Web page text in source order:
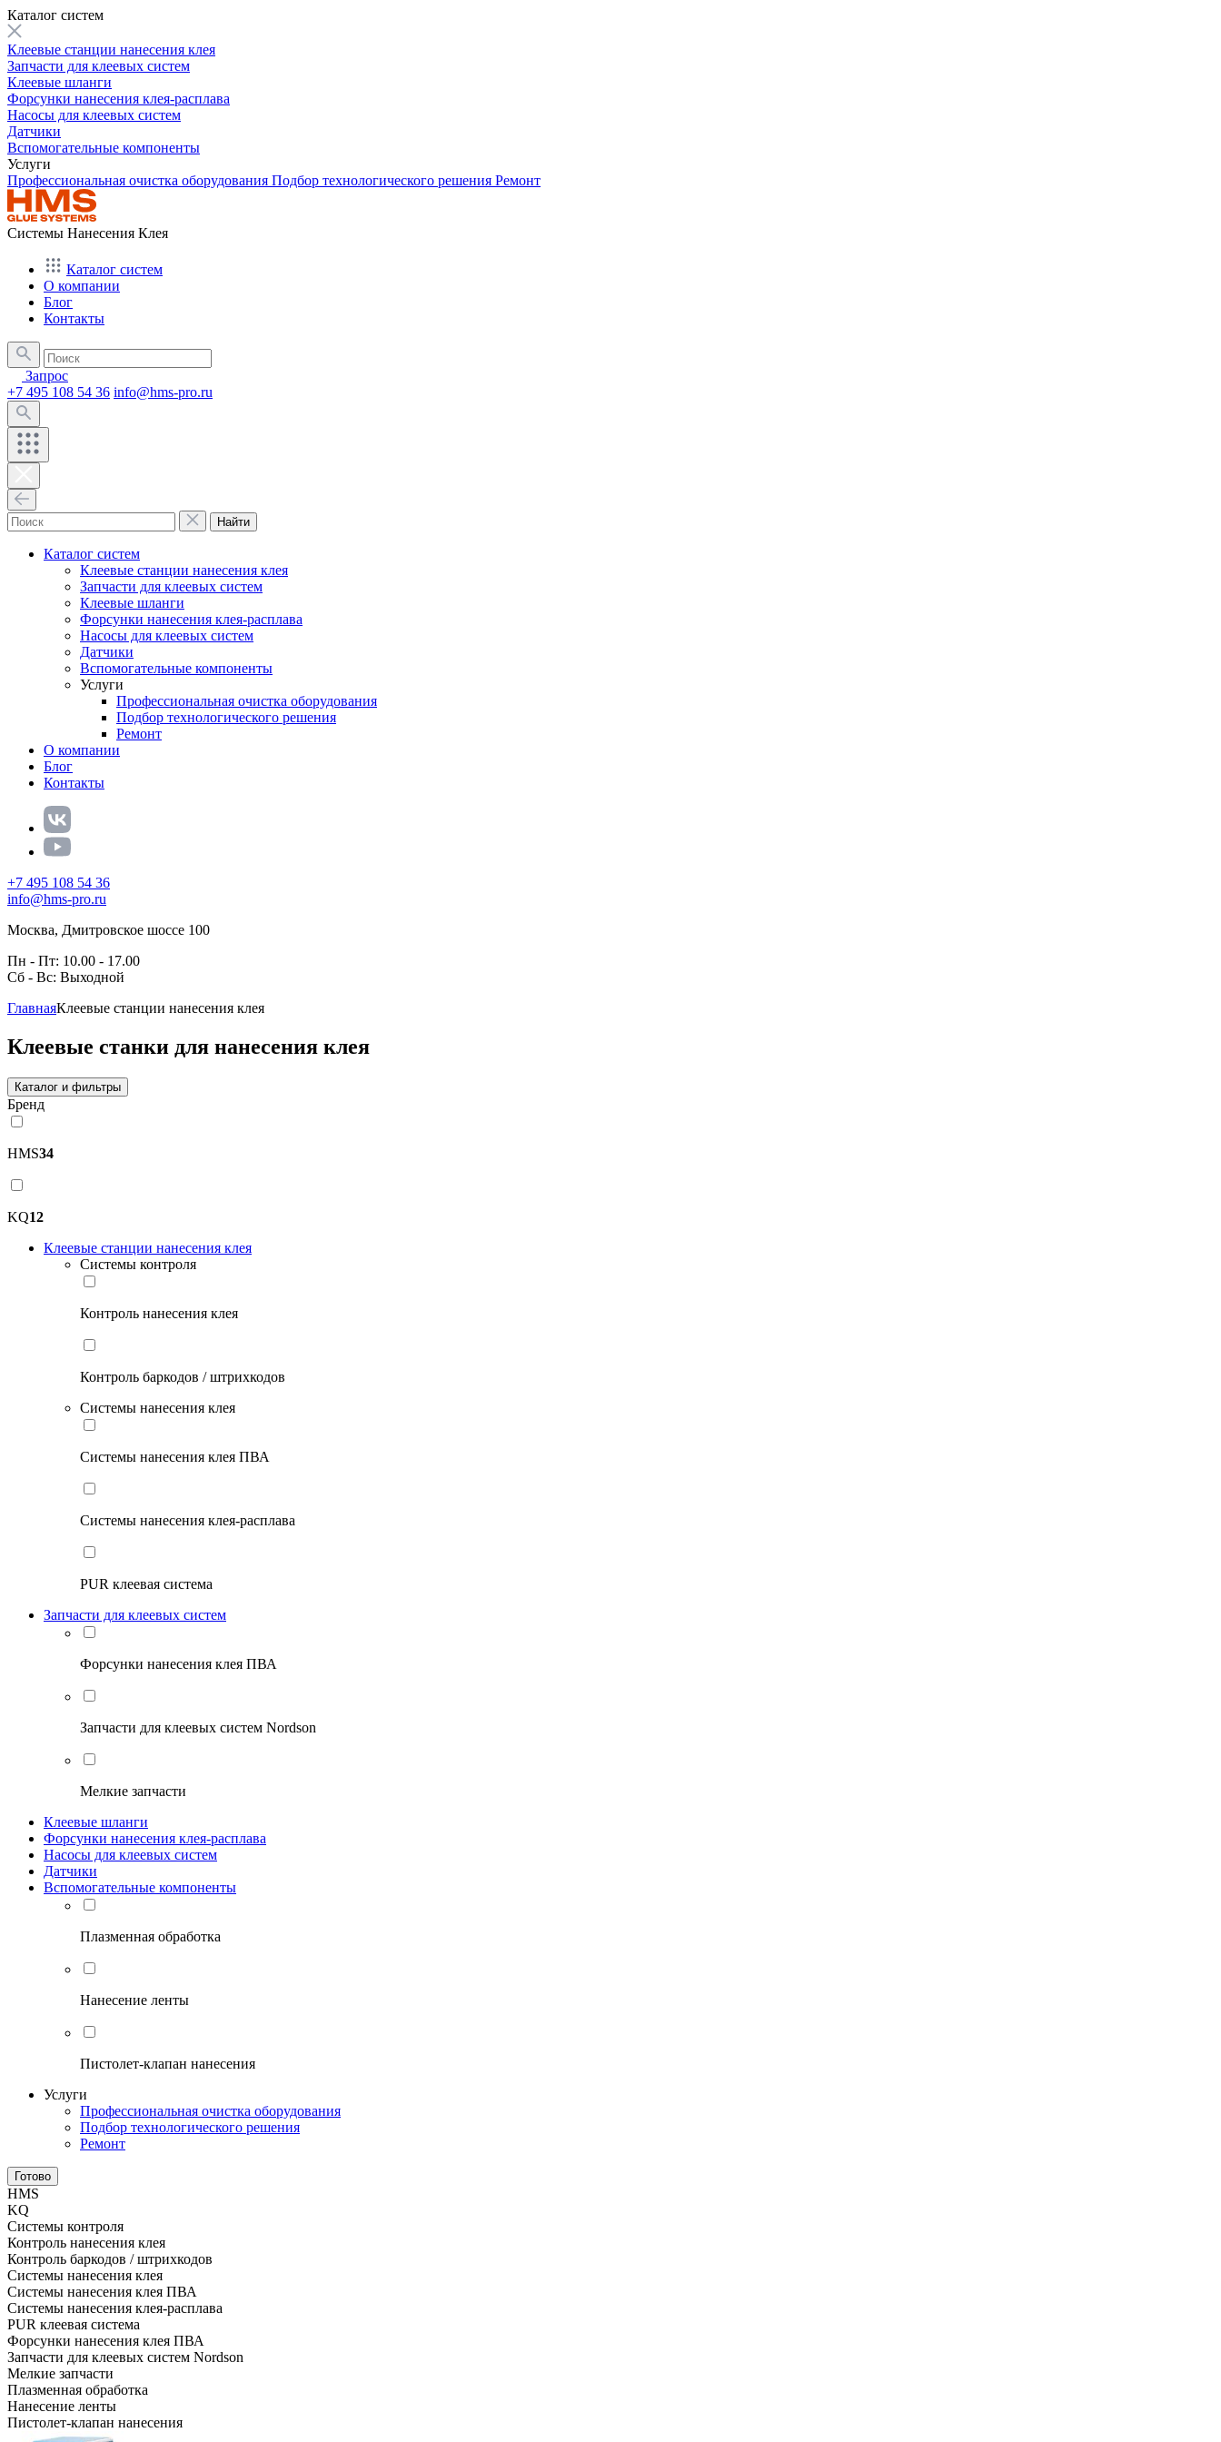
Каталог систем
Клеевые станции нанесения клея
Запчасти для клеевых систем
Клеевые шланги
Форсунки нанесения клея-расплава
Насосы для клеевых систем
Датчики
Вспомогательные компоненты
Услуги
Профессиональная очистка оборудования Подбор технологического решения Ремонт
Системы Нанесения Клея
Каталог систем
О компании
Блог
Контакты
Запрос
+7 495 108 54 36 info@hms-pro.ru
Найти
Каталог систем
Клеевые станции нанесения клея
Запчасти для клеевых систем
Клеевые шланги
Форсунки нанесения клея-расплава
Насосы для клеевых систем
Датчики
Вспомогательные компоненты
Услуги
Профессиональная очистка оборудования
Подбор технологического решения
Ремонт
О компании
Блог
Контакты
+7 495 108 54 36
info@hms-pro.ru
Москва, Дмитровское шоссе 100
Пн - Пт: 10.00 - 17.00
Сб - Вс: Выходной
ГлавнаяКлеевые станции нанесения клея
Клеевые станки для нанесения клея
Каталог и фильтры
Бренд
HMS34
KQ12
Клеевые станции нанесения клея
Системы контроля
Контроль нанесения клея
Контроль баркодов / штрихкодов
Системы нанесения клея
Системы нанесения клея ПВА
Системы нанесения клея-расплава
PUR клеевая система
Запчасти для клеевых систем
Форсунки нанесения клея ПВА
Запчасти для клеевых систем Nordson
Мелкие запчасти
Клеевые шланги
Форсунки нанесения клея-расплава
Насосы для клеевых систем
Датчики
Вспомогательные компоненты
Плазменная обработка
Нанесение ленты
Пистолет-клапан нанесения
Услуги
Профессиональная очистка оборудования
Подбор технологического решения
Ремонт
Готово
HMS
KQ
Системы контроля
Контроль нанесения клея
Контроль баркодов / штрихкодов
Системы нанесения клея
Системы нанесения клея ПВА
Системы нанесения клея-расплава
PUR клеевая система
Форсунки нанесения клея ПВА
Запчасти для клеевых систем Nordson
Мелкие запчасти
Плазменная обработка
Нанесение ленты
Пистолет-клапан нанесения